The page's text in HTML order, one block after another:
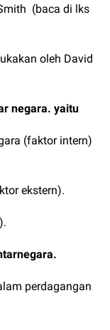
(baca di lks
oleh David
negara. yaitu
(faktor intern)
ekstern).
perdagangan